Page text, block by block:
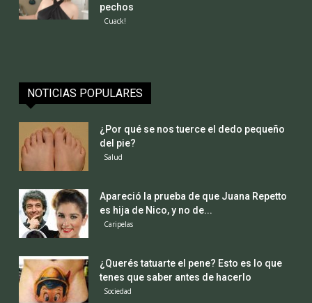
pechos
Cuack!
NOTICIAS POPULARES
¿Por qué se nos tuerce el dedo pequeño
del pie?
Salud
Apareció la prueba de que Juana Repetto
es hija de Nico, y no de...
Caripelas
¿Querés tatuarte el pene? Esto es lo que
tenes que saber antes de hacerlo
Sociedad